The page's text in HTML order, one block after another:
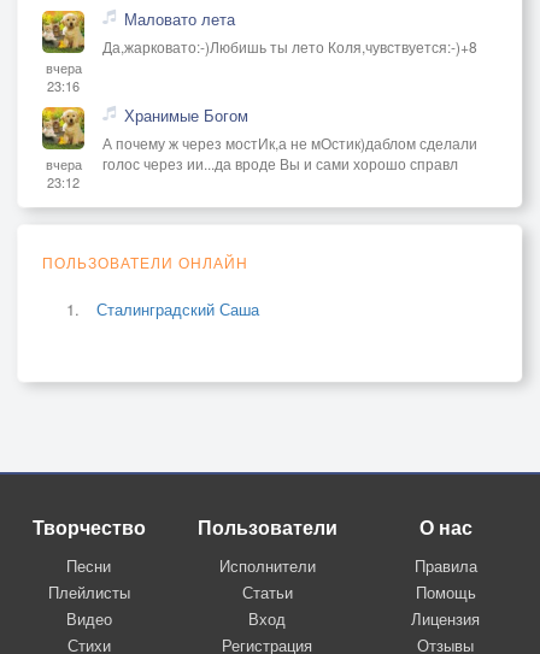
вчера
23:16
Маловато лета
Да,жарковато:-)Любишь ты лето Коля,чувствуется:-)+8
вчера
23:12
Хранимые Богом
А почему ж через мостИк,а не мОстик)даблом сделали
голос через ии...да вроде Вы и сами хорошо справл
ПОЛЬЗОВАТЕЛИ ОНЛАЙН
Сталинградский Саша
Творчество
Песни
Плейлисты
Видео
Стихи
Пользователи
Исполнители
Статьи
Вход
Регистрация
О нас
Правила
Помощь
Лицензия
Отзывы